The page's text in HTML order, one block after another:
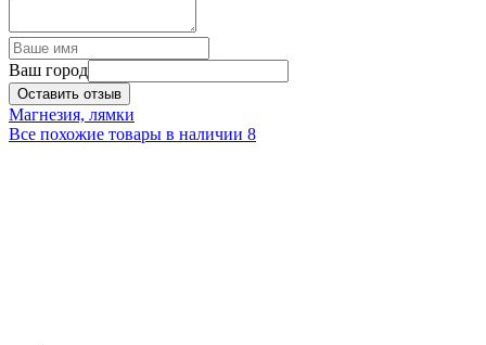
Ваш город
Оставить отзыв
Магнезия, лямки
Все похожие товары в наличии 8